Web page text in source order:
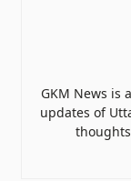
GKM News is
updates of